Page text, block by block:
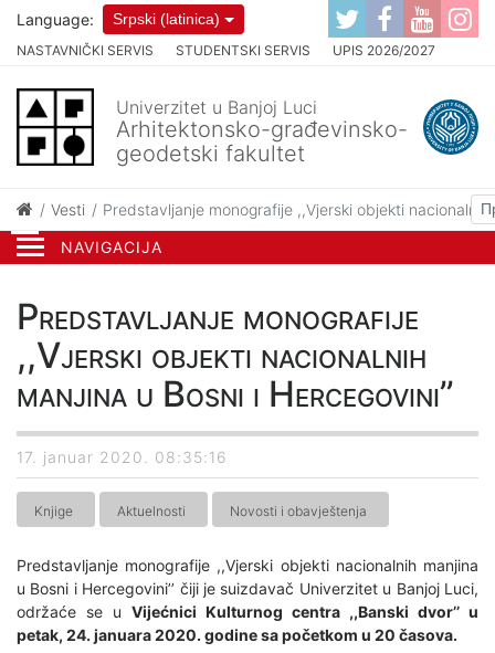
NAVIGACIJA
NASTAVNIČKI SERVIS STUDENTSKI SERVIS UPIS 2026/2027
Language: Srpski (latinica)
Univerzitet u Banjoj Luci
Arhitektonsko-građevinsko-
geodetski fakultet
Vesti Predstavljanje monografije ,,Vjerski objekti nacionalnih
Predstavljanje monografije
,,Vjerski objekti nacionalnih
manjina u Bosni i Hercegovini’’
17. januar 2020. 08:35:16
Knjige Aktuelnosti Novosti i obavještenja
Predstavljanje monografije ,,Vjerski objekti nacionalnih manjina
u Bosni i Hercegovini’’ čiji je suizdavač Univerzitet u Banjoj Luci,
održaće se u Vijećnici Kulturnog centra ,,Banski dvor’’ u
petak, 24. januara 2020. godine sa početkom u 20 časova.